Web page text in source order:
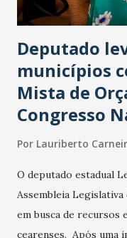
Deputado
municípios
Mista de
Congresso
Por Lauriberto
O deputado estadual
Assembleia Legislativa
em busca de recursos
cearenses. Após uma